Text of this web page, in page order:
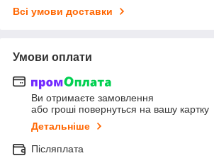
Всі умови доставки
Умови оплати
Ви отримаєте замовлення
або гроші повернуться на вашу картку
Детальніше
Післяплата